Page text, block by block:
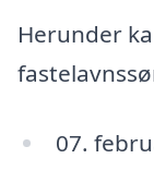
Herunder
07.